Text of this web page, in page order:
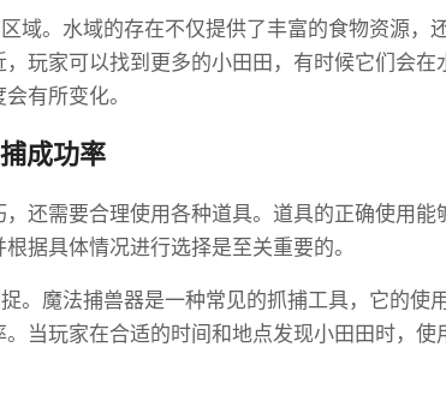
域。水域的存在不仅提供了丰富的食物资源，
玩家可以找到更多的小田田，有时候它们会在
有所变化。
成功率
还需要合理使用各种道具。道具的正确使用能
据具体情况进行选择是至关重要的。
。魔法捕兽器是一种常见的抓捕工具，它的使
当玩家在合适的时间和地点发现小田田时，使